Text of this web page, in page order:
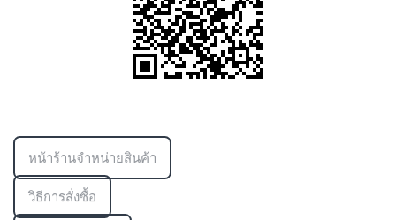
หน้าร้านจำหน่ายสินค้า
วิธีการสั่งซื้อ